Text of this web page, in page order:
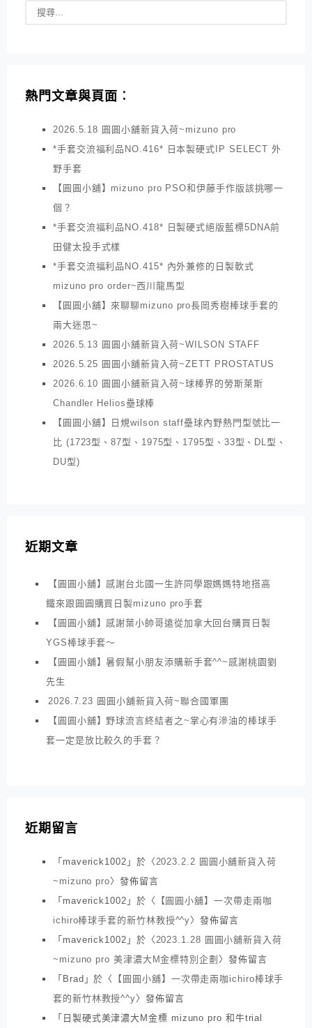
熱門文章與頁面︰
2026.5.18 圓圓小舖新貨入荷~mizuno pro
*手套交流福利品NO.416* 日本製硬式IP SELECT 外
野手套
【圓圓小舖】mizuno pro PSO和伊藤手作版該挑哪一
個？
*手套交流福利品NO.418* 日製硬式絕版藍標5DNA前
田健太投手式樣
*手套交流福利品NO.415* 內外兼修的日製軟式
mizuno pro order~西川龍馬型
【圓圓小舖】來聊聊mizuno pro長岡秀樹棒球手套的
兩大迷思~
2026.5.13 圓圓小舖新貨入荷~WILSON STAFF
2026.5.25 圓圓小舖新貨入荷~ZETT PROSTATUS
2026.6.10 圓圓小舖新貨入荷~球棒界的勞斯萊斯
Chandler Helios壘球棒
【圓圓小舖】日規wilson staff壘球內野熱門型號比一
比 (1723型、87型、1975型、1795型、33型、DL型、
DU型)
近期文章
【圓圓小舖】感謝台北國一生許同學跟媽媽特地搭高
鐵來跟圓圓購買日製mizuno pro手套
【圓圓小舖】感謝葉小帥哥遠從加拿大回台購買日製
YGS棒球手套～
【圓圓小舖】暑假幫小朋友添購新手套^^~感謝桃園劉
先生
2026.7.23 圓圓小舖新貨入荷~聯合國軍團
【圓圓小舖】野球流言終結者之~掌心有滲油的棒球手
套一定是放比較久的手套？
近期留言
「 maverick1002 」於〈2023.2.2 圓圓小舖新貨入荷
~mizuno pro〉發佈留言
「 maverick1002 」於〈
【圓圓小舖】一次帶走兩咖
ichiro棒球手套的新竹林教授^^y〉發佈留言
「 maverick1002 」於〈2023.1.28 圓圓小舖新貨入荷
~mizuno pro 美津濃大M金標特別企劃 〉發佈留言
「 Brad 」於〈
【圓圓小舖】一次帶走兩咖ichiro棒球手
套的新竹林教授^^y〉發佈留言
「 日製硬式美津濃大M金標 mizuno pro 和牛trial